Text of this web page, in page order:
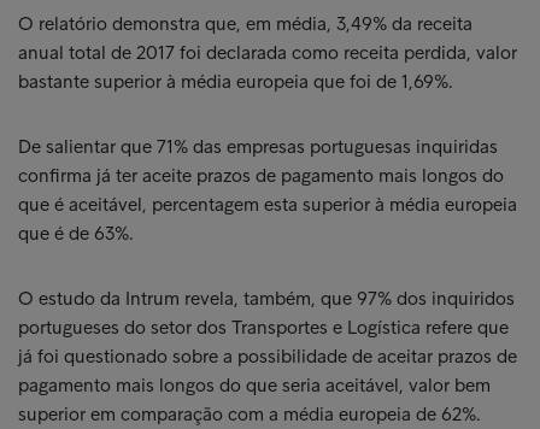
O relatório demonstra que, em média, 3,49% da receita
anual total de 2017 foi declarada como receita perdida, valor
bastante superior à média europeia que foi de 1,69%.
De salientar que 71% das empresas portuguesas inquiridas
confirma já ter aceite prazos de pagamento mais longos do
que é aceitável, percentagem esta superior à média europeia
que é de 63%.
O estudo da Intrum revela, também, que 97% dos inquiridos
portugueses do setor dos Transportes e Logística refere que
já foi questionado sobre a possibilidade de aceitar prazos de
pagamento mais longos do que seria aceitável, valor bem
superior em comparação com a média europeia de 62%.